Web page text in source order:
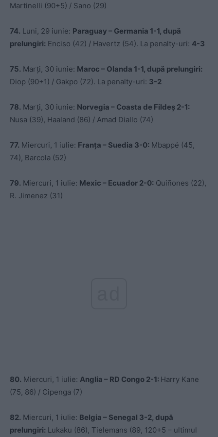
Martinelli (90+5) / Sano (29)
74. Luni, 29 iunie: Paraguay – Germania 1-1, după
prelungiri: Enciso (42) / Havertz (54). La penalty-uri: 4-3
75. Marți, 30 iunie: Maroc – Olanda 1-1, după prelungiri:
Diop (90+1) / Gakpo (72). La penalty-uri: 3-2
78. Marți, 30 iunie: Norvegia – Coasta de Fildeș 2-1:
Nusa (39), Haaland (86) / Amad Diallo (74)
77. Miercuri, 1 iulie: Franța – Suedia 3-0: Mbappé (45,
74), Barcola (52)
79. Miercuri, 1 iulie: Mexic – Ecuador 2-0: Quiñones (22),
R. Jimenez (31)
80. Miercuri, 1 iulie: Anglia – RD Congo 2-1: Harry Kane
(75, 86) / Cipenga (7)
82. Miercuri, 1 iulie: Belgia – Senegal 3-2, după
prelungiri: Lukaku (86), Tielemans (89, 120+5 – ultimul